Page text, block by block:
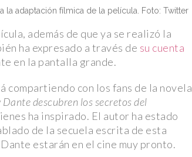
adaptación fílmica de la película. Foto: Twitter
además de que ya se realizó la
ha expresado a través de su cuenta
en la pantalla grande.
con los fans de la novela
descubren los secretos del
ha inspirado. El autor ha estado
de la secuela escrita de esta
estarán en el cine muy pronto.